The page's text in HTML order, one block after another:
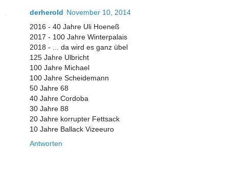
derherold November 10, 2014
2016 - 40 Jahre Uli Hoeneß
2017 - 100 Jahre Winterpalais
2018 - ... da wird es ganz übel
125 Jahre Ulbricht
100 Jahre Michael
100 Jahre Scheidemann
50 Jahre 68
40 Jahre Cordoba
30 Jahre 88
20 Jahre korrupter Fettsack
10 Jahre Ballack Vizeeuro
Antworten